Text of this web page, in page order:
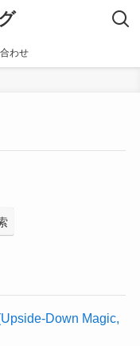
わせ
Down Magic,